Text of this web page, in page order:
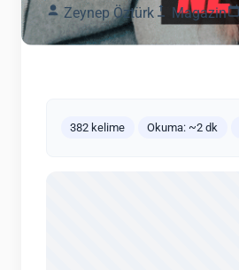
Zeynep Öztürk Magazin
382 kelime Okuma: ~2 dk